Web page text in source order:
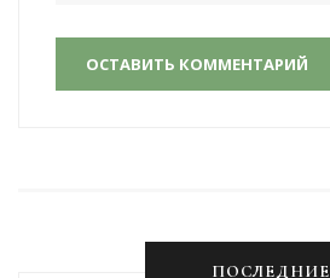
ОСТАВИТЬ КОММЕНТАРИЙ
ПОСЛЕДНИЕ